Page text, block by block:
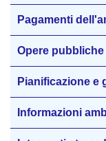
Pagamenti
Opere pubbliche
Pianificazione e
Informazioni